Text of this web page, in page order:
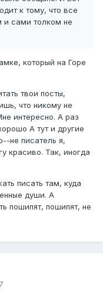
к тому, что все
сами толком не
который на Горе
твои посты,
что никому не
интересно. А раз
А тут и другие
не писатель я,
красиво. Так, иногда
писать там, куда
души. А
пошипят, пошипят, не